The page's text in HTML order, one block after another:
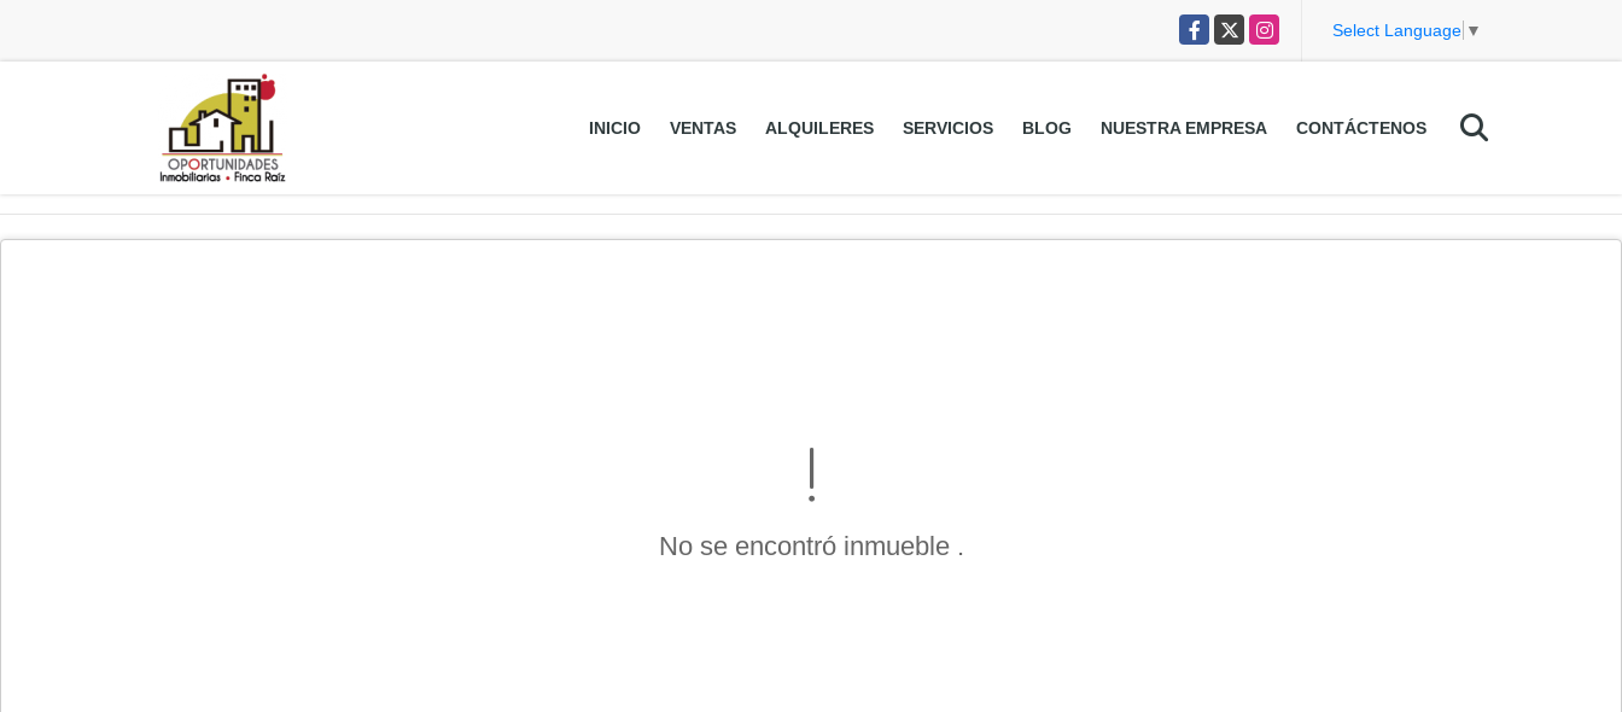
Facebook
X Instagram Select Language ▼
INICIO VENTAS ALQUILERES SERVICIOS BLOG NUESTRA EMPRESA CONTÁCTENOS
No se encontró inmueble .